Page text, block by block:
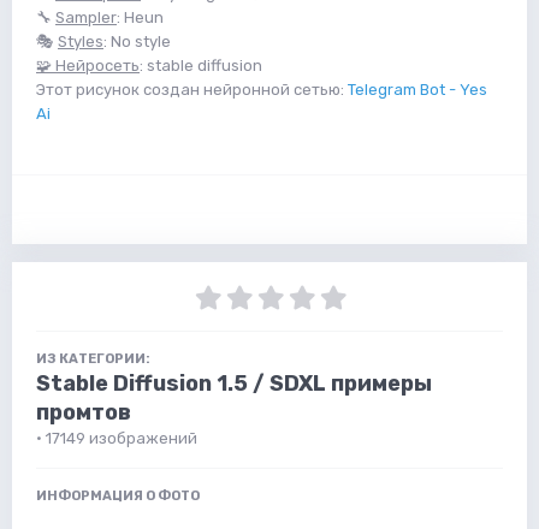
🔧 Sampler: Heun
🎭 Styles: No style
🧩 Нейросеть: stable diffusion
Этот рисунок создан нейронной сетью: Telegram Bot - Yes
Ai
ИЗ КАТЕГОРИИ:
Stable Diffusion 1.5 / SDXL примеры
промтов
· 17149 изображений
ИНФОРМАЦИЯ О ФОТО